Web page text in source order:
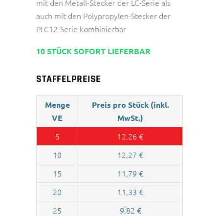
mit den Metall-Stecker der LC-Serie als
auch mit den Polypropylen-Stecker der
PLC12-Serie kombinierbar
10 STÜCK SOFORT LIEFERBAR
STAFFELPREISE
Menge
VE
Preis pro Stück (inkl.
MwSt.)
5 12,26 €
10
12,27 €
15
11,79 €
20
11,33 €
25
9,82 €